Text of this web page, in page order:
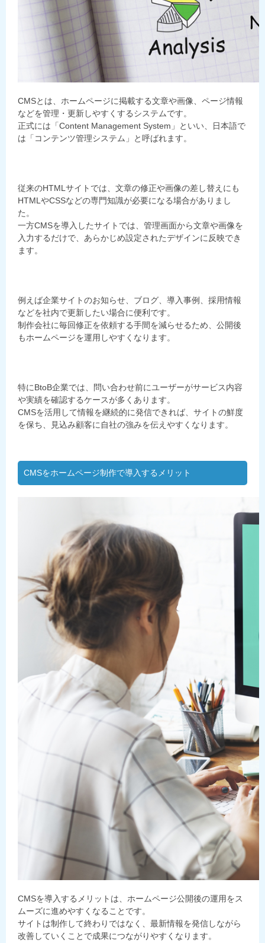
CMSとは、ホームページに掲載する文章や画像、ページ情報
などを管理・更新しやすくするシステムです。
正式には「Content Management System」といい、日本語で
は「コンテンツ管理システム」と呼ばれます。
従来のHTMLサイトでは、文章の修正や画像の差し替えにも
HTMLやCSSなどの専門知識が必要になる場合がありまし
た。
一方CMSを導入したサイトでは、管理画面から文章や画像を
入力するだけで、あらかじめ設定されたデザインに反映でき
ます。
例えば企業サイトのお知らせ、ブログ、導入事例、採用情報
などを社内で更新したい場合に便利です。
制作会社に毎回修正を依頼する手間を減らせるため、公開後
もホームページを運用しやすくなります。
特にBtoB企業では、問い合わせ前にユーザーがサービス内容
や実績を確認するケースが多くあります。
CMSを活用して情報を継続的に発信できれば、サイトの鮮度
を保ち、見込み顧客に自社の強みを伝えやすくなります。
CMSをホームページ制作で導入するメリット
CMSを導入するメリットは、ホームページ公開後の運用をス
ムーズに進めやすくなることです。
サイトは制作して終わりではなく、最新情報を発信しながら
改善していくことで成果につながりやすくなります。